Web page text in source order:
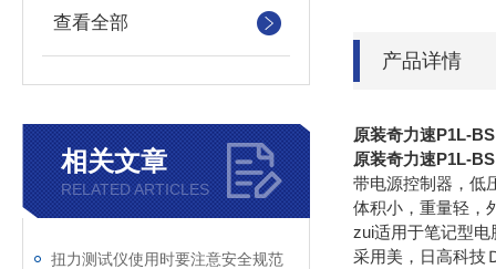
查看全部
相关文章
RELATED ARTICLES
扭力测试仪使用时要注意安全规范
产品详情
原装奇力速P1L-
原装奇力速P1L-
带电源控制器，低
体积小，重量轻，
zui适用于笔记型
采用美，日高科技